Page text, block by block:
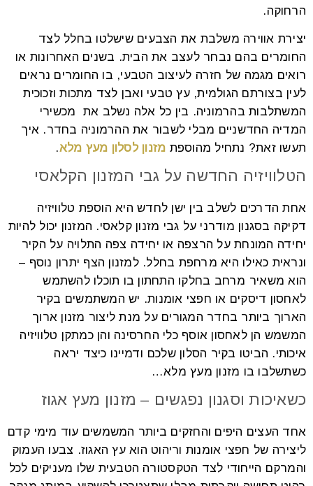
הרחוקה.
יצירת אווירה משלבת את הצבעים שישלטו בחלל לצד
החומרים בהם נבחר לעצב את הבית. בשנים האחרונות או
רואים מגמה של חזרה לעיצוב הטבעי, בו החומרים נראים
לעין בצורתם הגולמית, עץ טבעי ואבן לצד מתכות וזכוכית
המשתלבות בהרמוניה. בין כל אלה נשלב את מכשירי
המדיה החדשניים מבלי לשבור את ההרמוניה בחדר. איך
תעשו זאת? נתחיל מהוספת מזנון לסלון מעץ מלא.
הטלוויזיה החדשה על גבי המזנון הקלאסי
אחת הדרכים לשלב בין ישן לחדש היא הוספת טלוויזיה
דקיקה בסגנון מודרני על גבי מזנון קלאסי. המזנון יכול להיות
יחידה המונחת על הרצפה או יחידה צפה התלויה על הקיר
ונראית כאילו היא מרחפת בחלל. למזנון הצף יתרון נוסף –
הוא משאיר מרחב בחלקו התחתון בו תוכלו להשתמש
לאחסון דיסקים או חפצי אומנות. יש המשתמשים בקיר
הארוך ביותר בחדר המגורים על מנת ליצור מזנון ארוך
המשמש הן לאחסון אוסף כלי החרסינה והן כמתקן טלוויזיה
איכותי. הביטו בקיר הסלון שלכם ודמיינו כיצד יראה
כשתשלבו בו מזנון מעץ מלא…
כשאיכות וסגנון נפגשים – מזנון מעץ אגוז
אחד העצים היפים והחזקים ביותר המשמשים עוד מימי קדם
ליצירה של חפצי אומנות וריהוט הוא עץ האגוז. צבעו העמוק
והמרקם הייחודי לצד הטקסטורה הטבעית שלו מעניקים לכל